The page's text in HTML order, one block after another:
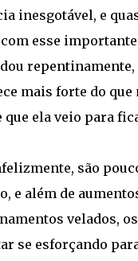
inesgotável, e
esse
repentinamente,
mais forte do que
que ela veio para
são
e além de
velados,
se esforçando